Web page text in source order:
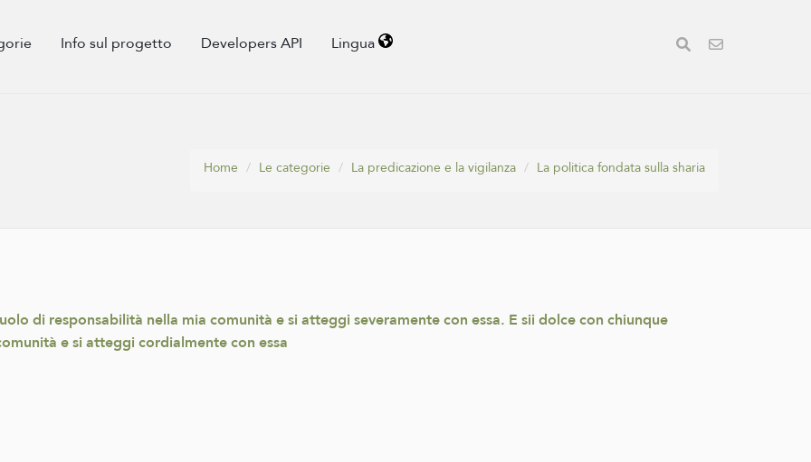
Info sul progetto Developers API Lingua
Home
Le categorie La predicazione e la vigilanza La politica fondata sulla sharia
di responsabilità nella mia comunità e si atteggi severamente con essa. E sii dolce con chiunque
e si atteggi cordialmente con essa